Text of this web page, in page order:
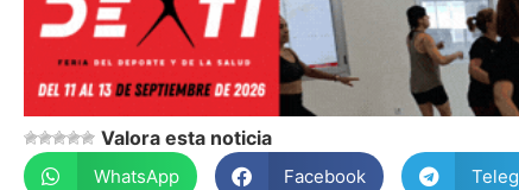
Valora esta noticia
WhatsApp Facebook